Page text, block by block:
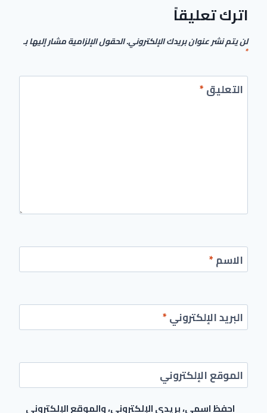
اترك تعليقاً
لن يتم نشر عنوان بريدك الإلكتروني.الحقول الإلزامية مشار إليها بـ
*
التعليق*
الاسم*
البريد الإلكتروني*
الموقع الإلكتروني
احفظ اسمي، بريدي الإلكتروني، والموقع الإلكتروني